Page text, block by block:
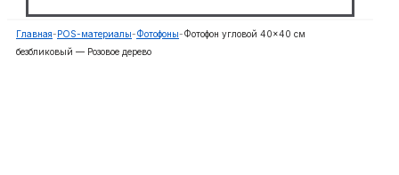
Главная-POS-материалы-Фотофоны-Фотофон угловой 40×40 см
безбликовый — Розовое дерево